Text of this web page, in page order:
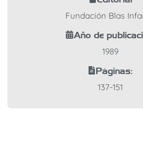
Fundación Blas
Año de
1989
Páginas:
137-151